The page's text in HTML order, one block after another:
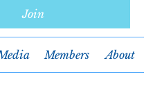
Join
Members About